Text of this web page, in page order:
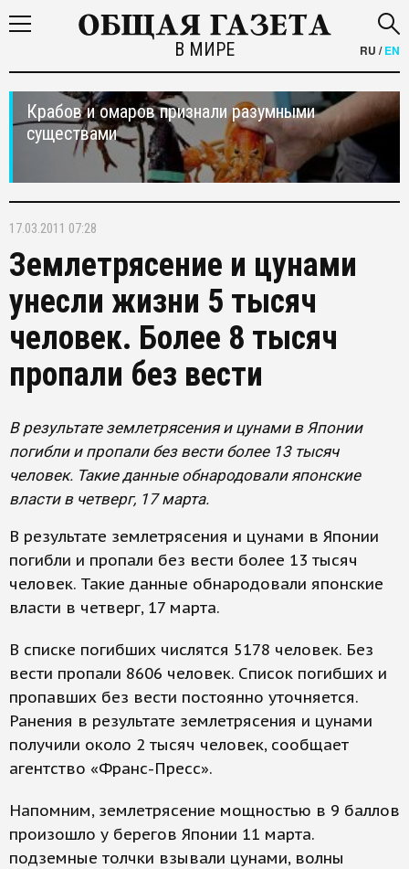
В МИРЕ RU /EN
Крабов и омаров признали разумными
существами
17.03.2011 07:28
Землетрясение и цунами
унесли жизни 5 тысяч
человек. Более 8 тысяч
пропали без вести
В результате землетрясения и цунами в Японии
погибли и пропали без вести более 13 тысяч
человек. Такие данные обнародовали японские
власти в четверг, 17 марта.
В результате землетрясения и цунами в Японии
погибли и пропали без вести более 13 тысяч
человек. Такие данные обнародовали японские
власти в четверг, 17 марта.
В списке погибших числятся 5178 человек. Без
вести пропали 8606 человек. Список погибших и
пропавших без вести постоянно уточняется.
Ранения в результате землетрясения и цунами
получили около 2 тысяч человек, сообщает
агентство «Франс-Пресс».
Напомним, землетрясение мощностью в 9 баллов
произошло у берегов Японии 11 марта.
подземные толчки взывали цунами, волны